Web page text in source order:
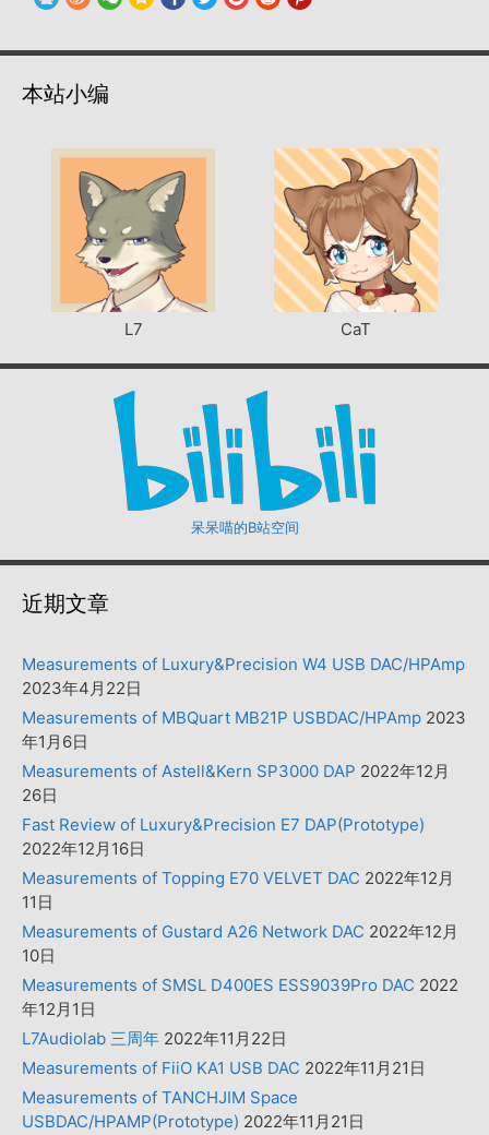
本站小编
L7 CaT
呆呆喵的B站空间
近期文章
Measurements of Luxury&Precision W4 USB DAC/HPAmp
2023年4月22日
Measurements of MBQuart MB21P USBDAC/HPAmp 2023
年1月6日
Measurements of Astell&Kern SP3000 DAP 2022年12月
26日
Fast Review of Luxury&Precision E7 DAP(Prototype)
2022年12月16日
Measurements of Topping E70 VELVET DAC 2022年12月
11日
Measurements of Gustard A26 Network DAC 2022年12月
10日
Measurements of SMSL D400ES ESS9039Pro DAC 2022
年12月1日
L7Audiolab 三周年 2022年11月22日
Measurements of FiiO KA1 USB DAC 2022年11月21日
Measurements of TANCHJIM Space
USBDAC/HPAMP(Prototype) 2022年11月21日